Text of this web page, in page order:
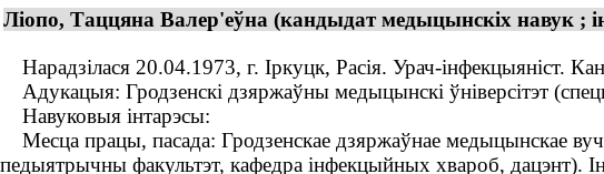
Ліопо, Таццяна Валер'еўна (кандыдат медыцынскіх навук ;
Нарадзілася 20.04.1973, г. Іркуцк, Расія. Урач-інфекцыяніст.
Адукацыя: Гродзенскі дзяржаўны медыцынскі ўніверсітэт
Навуковыя інтарэсы:
Месца працы, пасада: Гродзенскае дзяржаўнае медыцынскае
педыятрычны факультэт, кафедра інфекцыйных хвароб, дацэнт).